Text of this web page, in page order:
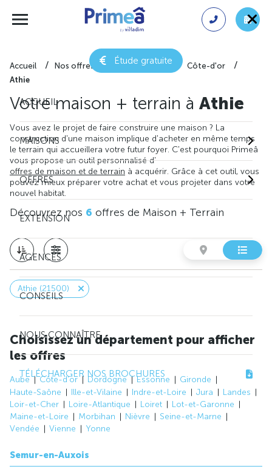
Étude gratuite
ACCUEIL
MAISONS
OFFRES
EXTENSION
AGENCES
CONSEILS
NOUS CONNAÎTRE
TÉLÉCHARGER NOS BROCHURES
Accueil Nos offres de maison + terrain
Côte-d'or
Athie
Votre maison + terrain à Athie
Vous avez le projet de faire construire une maison ? La
construction d'une maison implique d'acheter en même temps
le terrain qui accueillera votre futur foyer. C'est pourquoi Primeâ
vous propose un outil personnalisé d'
offres de maison et de terrain à acquérir. Grâce à cet outil, vous
pouvez mieux préparer votre achat et vous projeter dans votre
nouvel habitat.
Découvrez nos 6 offres de Maison + Terrain
Athie (21500)
Choisissez un département pour afficher
les offres
Aube Côte-d'or Dordogne Essonne
Gironde
Haute-Saône
Ille-et-Vilaine Indre-et-Loire Jura
Landes
Loir-et-Cher
Loire-Atlantique Loiret
Lot-et-Garonne
Maine-et-Loire
Morbihan Nièvre
Seine-et-Marne
Vendée
Vienne Yonne
Semur-en-Auxois